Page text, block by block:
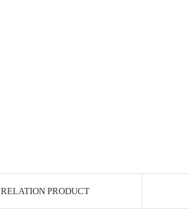
RELATION PRODUCT